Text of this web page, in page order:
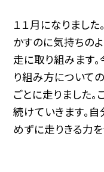
１１月になりまし
かすのに気持ちの
走に取り組みます
り組み方について
ごとに走りました
続けていきます。
めずに走りきる力